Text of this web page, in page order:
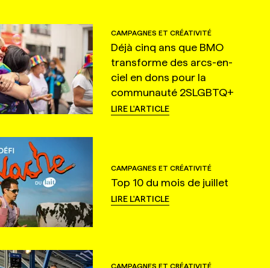
CAMPAGNES ET CRÉATIVITÉ
Déjà cinq ans que BMO
transforme des arcs-en-
ciel en dons pour la
communauté 2SLGBTQ+
LIRE L'ARTICLE
CAMPAGNES ET CRÉATIVITÉ
Top 10 du mois de juillet
LIRE L'ARTICLE
CAMPAGNES ET CRÉATIVITÉ